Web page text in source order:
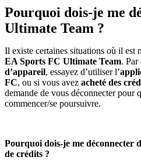
Pourquoi dois-je me
Ultimate Team ?
Il existe certaines situations où il est
EA Sports FC Ultimate Team. Par
d’appareil, essayez d’utiliser l’
FC, ou si vous avez acheté des
demande de vous déconnecter pour
commencer/se poursuivre.
Pourquoi dois-je me déconnecter
de crédits ?